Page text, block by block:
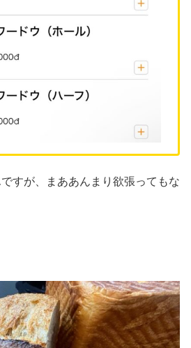
すが、まああんまり欲張ってもな